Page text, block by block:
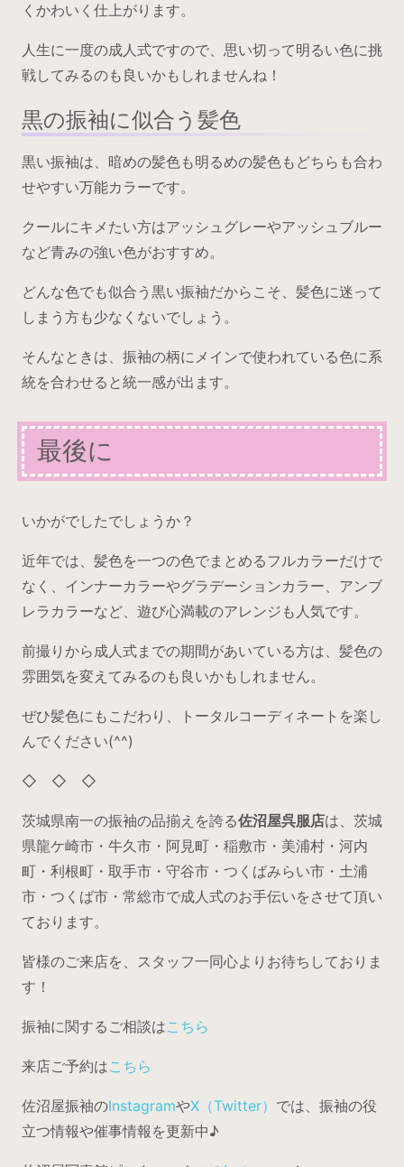
くかわいく仕上がります。
人生に一度の成人式ですので、思い切って明るい色に挑
戦してみるのも良いかもしれませんね！
黒の振袖に似合う髪色
黒い振袖は、暗めの髪色も明るめの髪色もどちらも合わ
せやすい万能カラーです。
クールにキメたい方はアッシュグレーやアッシュブルー
など青みの強い色がおすすめ。
どんな色でも似合う黒い振袖だからこそ、髪色に迷って
しまう方も少なくないでしょう。
そんなときは、振袖の柄にメインで使われている色に系
統を合わせると統一感が出ます。
最後に
いかがでしたでしょうか？
近年では、髪色を一つの色でまとめるフルカラーだけで
なく、インナーカラーやグラデーションカラー、アンブ
レラカラーなど、遊び心満載のアレンジも人気です。
前撮りから成人式までの期間があいている方は、髪色の
雰囲気を変えてみるのも良いかもしれません。
ぜひ髪色にもこだわり、トータルコーディネートを楽し
んでください(^^)
◇ ◇ ◇
茨城県南一の振袖の品揃えを誇る佐沼屋呉服店は、茨城
県龍ケ崎市・牛久市・阿見町・稲敷市・美浦村・河内
町・利根町・取手市・守谷市・つくばみらい市・土浦
市・つくば市・常総市で成人式のお手伝いをさせて頂い
ております。
皆様のご来店を、スタッフ一同心よりお待ちしておりま
す！
振袖に関するご相談はこちら
来店ご予約はこちら
佐沼屋振袖のInstagramやX（Twitter） では、振袖の役
立つ情報や催事情報を更新中♪